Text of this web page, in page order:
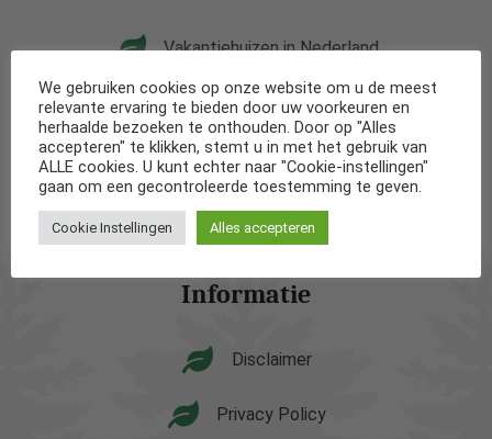
Vakantiehuizen in Nederland
Vakantiehuizen in België
Vakantiehuizen in Frankrijk
Vakantiehuizen in Spanje
Informatie
Disclaimer
Privacy Policy
We gebruiken cookies op onze website om u de meest
relevante ervaring te bieden door uw voorkeuren en
herhaalde bezoeken te onthouden. Door op "Alles
accepteren" te klikken, stemt u in met het gebruik van
ALLE cookies. U kunt echter naar "Cookie-instellingen"
gaan om een gecontroleerde toestemming te geven.
Cookie Instellingen Alles accepteren